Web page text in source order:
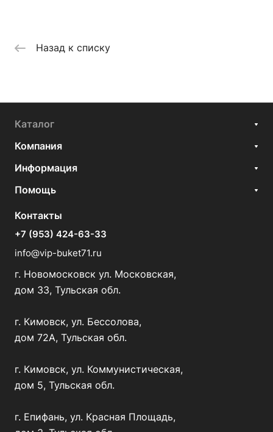
Назад к списку
Каталог
Компания
Информация
Помощь
Контакты
+7 (953) 424-63-33
info@vip-buket71.ru
г. Новомосковск ул. Московская,
дом 33, Тульская обл.
г. Кимовск, ул. Бессолова,
дом 72А, Тульская обл.
г. Кимовск, ул. Коммунистическая,
дом 5, Тульская обл.
г. Епифань, ул. Красная Площадь,